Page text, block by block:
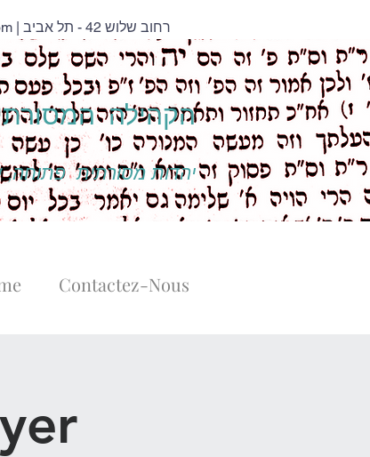
| רחוב שלוש 42 - תל אביב
הקהילה
יהדות מסורתית פתוחה,
Contactez-Nous